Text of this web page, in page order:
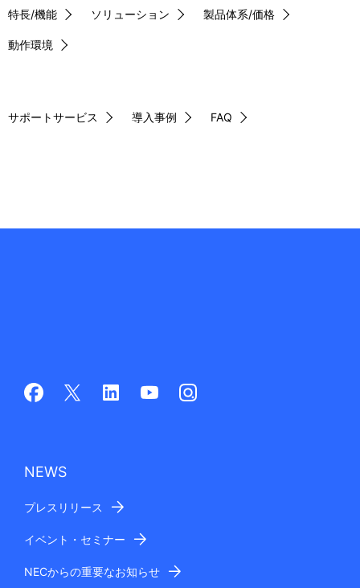
特長/機能 ソリューション 製品体系/価格
動作環境
サポートサービス 導入事例 FAQ
NEWS
プレスリリース
イベント・セミナー
NECからの重要なお知らせ